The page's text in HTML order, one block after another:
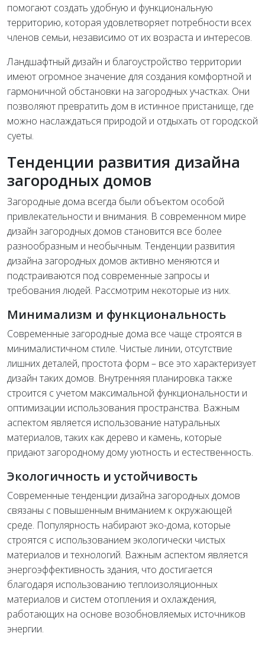
помогают создать удобную и функциональную
территорию, которая удовлетворяет потребности всех
членов семьи, независимо от их возраста и интересов.
Ландшафтный дизайн и благоустройство территории
имеют огромное значение для создания комфортной и
гармоничной обстановки на загородных участках. Они
позволяют превратить дом в истинное пристанище, где
можно наслаждаться природой и отдыхать от городской
суеты.
Тенденции развития дизайна
загородных домов
Загородные дома всегда были объектом особой
привлекательности и внимания. В современном мире
дизайн загородных домов становится все более
разнообразным и необычным. Тенденции развития
дизайна загородных домов активно меняются и
подстраиваются под современные запросы и
требования людей. Рассмотрим некоторые из них.
Минимализм и функциональность
Современные загородные дома все чаще строятся в
минималистичном стиле. Чистые линии, отсутствие
лишних деталей, простота форм – все это характеризует
дизайн таких домов. Внутренняя планировка также
строится с учетом максимальной функциональности и
оптимизации использования пространства. Важным
аспектом является использование натуральных
материалов, таких как дерево и камень, которые
придают загородному дому уютность и естественность.
Экологичность и устойчивость
Современные тенденции дизайна загородных домов
связаны с повышенным вниманием к окружающей
среде. Популярность набирают эко-дома, которые
строятся с использованием экологически чистых
материалов и технологий. Важным аспектом является
энергоэффективность здания, что достигается
благодаря использованию теплоизоляционных
материалов и систем отопления и охлаждения,
работающих на основе возобновляемых источников
энергии.